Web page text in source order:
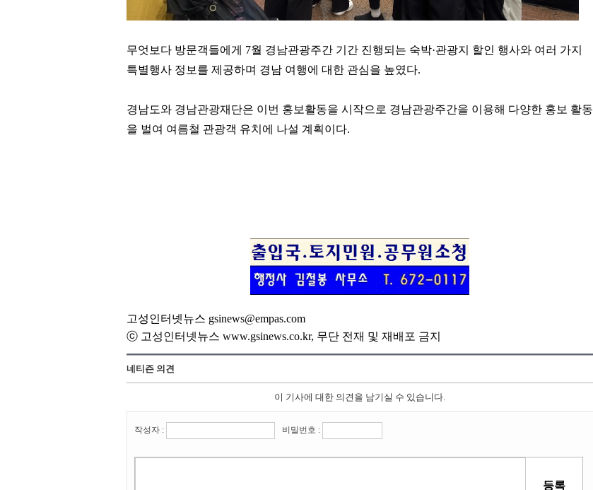
무엇보다 방문객들에게 7월 경남관광주간 기간 진행되는 숙박·관광지 할인 행사와 여러 가지
특별행사 정보를 제공하며 경남 여행에 대한 관심을 높였다.
경남도와 경남관광재단은 이번 홍보활동을 시작으로 경남관광주간을 이용해 다양한 홍보 활동
을 벌여 여름철 관광객 유치에 나설 계획이다.
고성인터넷뉴스 gsinews@empas.com
ⓒ 고성인터넷뉴스 www.gsinews.co.kr, 무단 전재 및 재배포 금지
네티즌 의견
이 기사에 대한 의견을 남기실 수 있습니다.
작성자 : 비밀번호 :